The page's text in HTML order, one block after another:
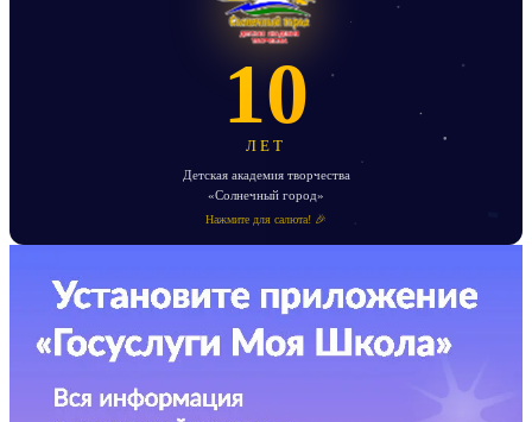
10
ЛЕТ
Детская академия творчества
«Солнечный город»
Нажмите для салюта! 🎉